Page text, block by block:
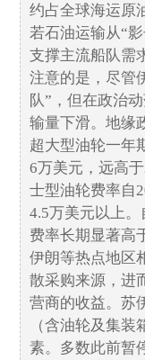
约占全球海运原
若石油运输从“
支撑主流船队需
注意的是，尽管
队”，但在政治
输量下滑。地缘
超大型油轮一年
6万美元，远高
士型油轮费率自
4.5万美元以上。
费率长期显著高
伊朗等热点地区
散采购来源，进
营商的收益。苏
（含油轮及集
素。多数此前暂